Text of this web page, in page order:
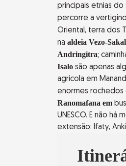
principais etnias
percorre a
Oriental, terra dos
na aldeia Vezo-
Andringitra;
Isalo são apenas
agrícola em
enormes rochedos
Ranomafana em
UNESCO. E não
extensão: Ifaty,